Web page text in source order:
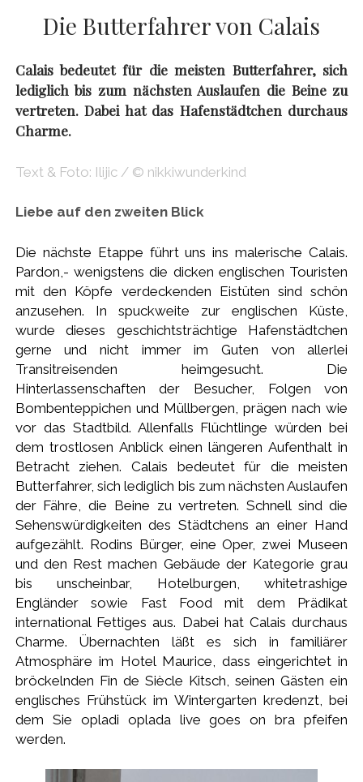
Die Butterfahrer von Calais
Calais bedeutet für die meisten Butterfahrer, sich
lediglich bis zum nächsten Auslaufen die Beine zu
vertreten. Dabei hat das Hafenstädtchen durchaus
Charme.
Text & Foto: Ilijic / © nikkiwunderkind
Liebe auf den zweiten Blick
Die nächste Etappe führt uns ins malerische Calais.
Pardon,- wenigstens die dicken englischen Touristen
mit den Köpfe verdeckenden Eistüten sind schön
anzusehen. In spuckweite zur englischen Küste,
wurde dieses geschichtsträchtige Hafenstädtchen
gerne und nicht immer im Guten von allerlei
Transitreisenden heimgesucht. Die
Hinterlassenschaften der Besucher, Folgen von
Bombenteppichen und Müllbergen, prägen nach wie
vor das Stadtbild. Allenfalls Flüchtlinge würden bei
dem trostlosen Anblick einen längeren Aufenthalt in
Betracht ziehen. Calais bedeutet für die meisten
Butterfahrer, sich lediglich bis zum nächsten Auslaufen
der Fähre, die Beine zu vertreten. Schnell sind die
Sehenswürdigkeiten des Städtchens an einer Hand
aufgezählt. Rodins Bürger, eine Oper, zwei Museen
und den Rest machen Gebäude der Kategorie grau
bis unscheinbar, Hotelburgen, whitetrashige
Engländer sowie Fast Food mit dem Prädikat
international Fettiges aus. Dabei hat Calais durchaus
Charme. Übernachten läßt es sich in familiärer
Atmosphäre im Hotel Maurice, dass eingerichtet in
bröckelnden Fin de Siècle Kitsch, seinen Gästen ein
englisches Frühstück im Wintergarten kredenzt, bei
dem Sie opladi oplada live goes on bra pfeifen
werden.